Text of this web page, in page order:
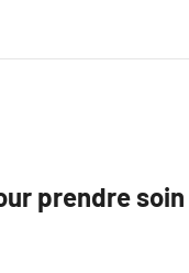
prendre soin